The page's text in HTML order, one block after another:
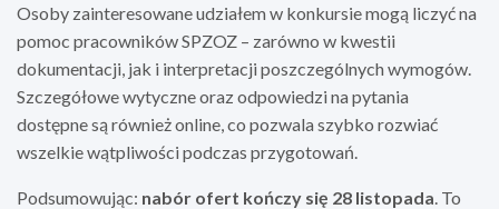
Osoby zainteresowane udziałem w konkursie mogą liczyć na
pomoc pracowników SPZOZ – zarówno w kwestii
dokumentacji, jak i interpretacji poszczególnych wymogów.
Szczegółowe wytyczne oraz odpowiedzi na pytania
dostępne są również online, co pozwala szybko rozwiać
wszelkie wątpliwości podczas przygotowań.
Podsumowując: nabór ofert kończy się 28 listopada . To